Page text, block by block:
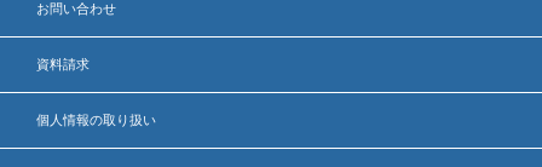
お問い合わせ
資料請求
個人情報の取り扱い
百合学院小学校の一日